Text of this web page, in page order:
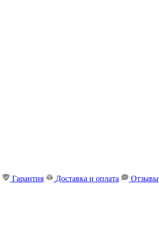
Гарантия Доставка и оплата Отзывы